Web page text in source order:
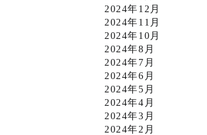
2024年12月
2024年11月
2024年10月
2024年8月
2024年7月
2024年6月
2024年5月
2024年4月
2024年3月
2024年2月